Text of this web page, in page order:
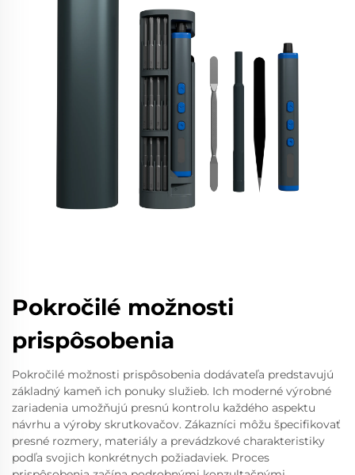
Pokročilé možnosti
prispôsobenia
Pokročilé možnosti prispôsobenia dodávateľa predstavujú
základný kameň ich ponuky služieb. Ich moderné výrobné
zariadenia umožňujú presnú kontrolu každého aspektu
návrhu a výroby skrutkovačov. Zákazníci môžu špecifikovať
presné rozmery, materiály a prevádzkové charakteristiky
podľa svojich konkrétnych požiadaviek. Proces